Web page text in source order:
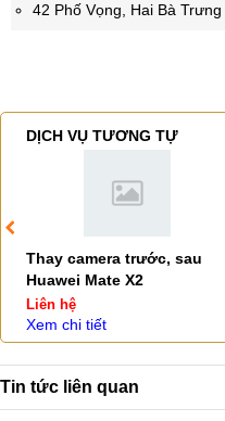
42 Phố Vọng, Hai Bà Trưng
DỊCH VỤ TƯƠNG TỰ
Thay camera trước, sau
Huawei Mate X2
Liên hệ
Xem chi tiết
Tin tức liên quan